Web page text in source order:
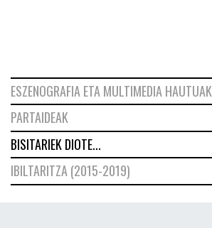
ESZENOGRAFIA ETA MULTIMEDIA HAUTUAK
PARTAIDEAK
BISITARIEK DIOTE...
IBILTARITZA (2015-2019)